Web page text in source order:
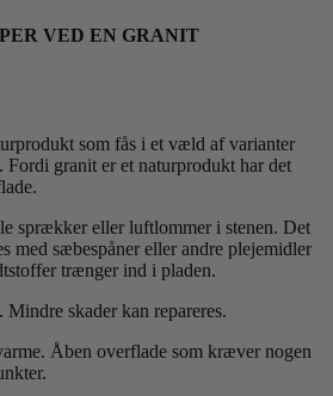
VED EN GRANIT
som fås i et væld af varianter
Fordi granit er et naturprodukt har det
sprækker eller luftlommer i stenen. Det
med sæbespåner eller andre plejemidler
trænger ind i pladen.
skader kan repareres.
Åben overflade som kræver nogen